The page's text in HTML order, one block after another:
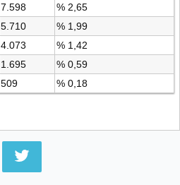
7.598
% 2,65
5.710
% 1,99
4.073
% 1,42
1.695
% 0,59
509 % 0,18